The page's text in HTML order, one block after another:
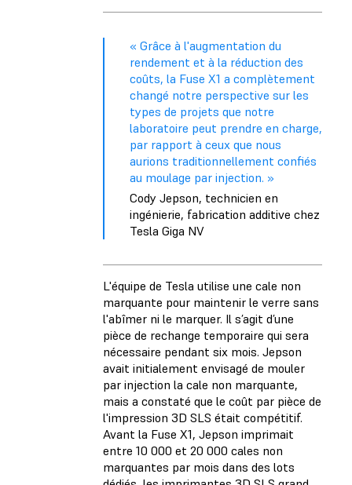
« Grâce à l'augmentation du
rendement et à la réduction des
coûts, la Fuse X1 a complètement
changé notre perspective sur les
types de projets que notre
laboratoire peut prendre en charge,
par rapport à ceux que nous
aurions traditionnellement confiés
au moulage par injection. »
Cody Jepson, technicien en
ingénierie, fabrication additive chez
Tesla Giga NV
L'équipe de Tesla utilise une cale non
marquante pour maintenir le verre sans
l'abîmer ni le marquer. Il s’agit d’une
pièce de rechange temporaire qui sera
nécessaire pendant six mois. Jepson
avait initialement envisagé de mouler
par injection la cale non marquante,
mais a constaté que le coût par pièce de
l'impression 3D SLS était compétitif.
Avant la Fuse X1, Jepson imprimait
entre 10 000 et 20 000 cales non
marquantes par mois dans des lots